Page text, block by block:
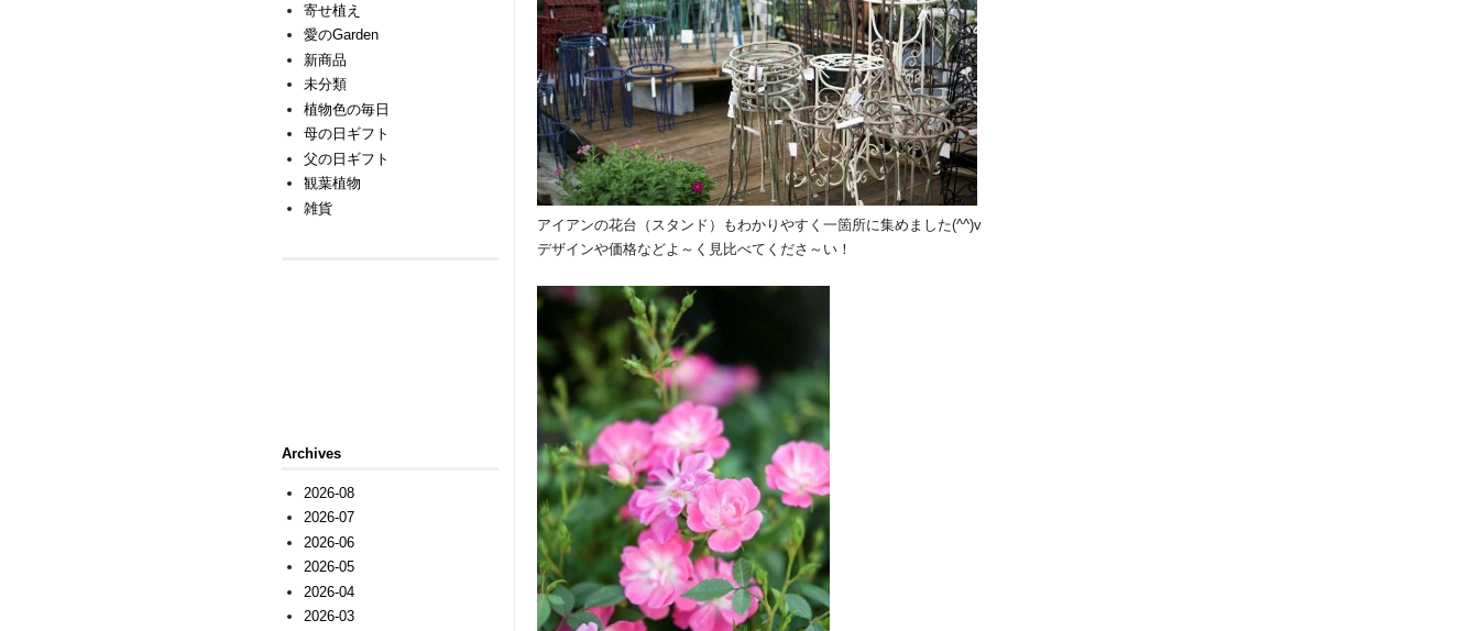
アイアンの花台（スタンド）もわかりやすく一箇所に集めました(^^)v
デザインや価格などよ～く見比べてくださ～い！
寄せ植え
愛のGarden
新商品
未分類
植物色の毎日
母の日ギフト
父の日ギフト
観葉植物
雑貨
Archives
2026-08
2026-07
2026-06
2026-05
2026-04
2026-03